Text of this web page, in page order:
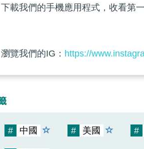
下載我們的手機應用程式，收看第
瀏覽我們的IG： https://
# 中國 # 美國 #